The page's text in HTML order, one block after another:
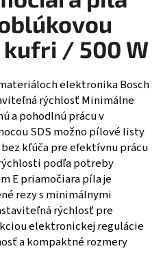
/ 500 W
elektronika Bosch
rýchlosť Minimálne
a pohodlnú prácu v
SDS možno pílové listy
kľúča pre efektívnu prácu
podľa potreby
E priamočiara píla je
rezy s minimálnymi
rýchlosť pre
elektronickej regulácie
a kompaktné rozmery